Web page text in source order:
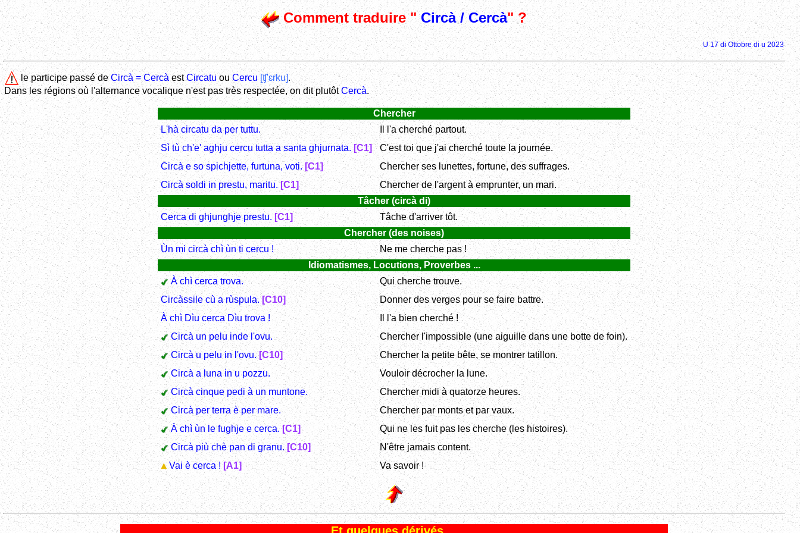
Comment traduire "Circà / Cercà" ?
U 17 di Ottobre di u 2023
le participe passé deCircà = Cercà estCircatu ouCercu [ʧ'ɛrku].
Dans les régions où l'alternance vocalique n'est pas très respectée, on dit plutôtCercà.
Chercher
L'hà circatu da per tuttu.
Il l'a cherché partout.
Sì tù ch'e' aghju cercu tutta a santa ghjurnata. [C1]
C'est toi que j'ai cherché toute la journée.
Circà e so spichjette, furtuna, voti. [C1]
Chercher ses lunettes, fortune, des suffrages.
Circà soldi in prestu, maritu.[C1]
Chercher de l'argent à emprunter, un mari.
Tâcher (circà di)
Cerca di ghjunghje prestu. [C1]
Tâche d'arriver tôt.
Chercher (des noises)
Ùn mi circà chì ùn ti cercu !
Ne me cherche pas !
Idiomatismes, Locutions, Proverbes ...
À chì cerca trova.
Qui cherche trouve.
Circàssile cù a rùspula.[C10]
Donner des verges pour se faire battre.
À chì Dìu cerca Dìu trova !
Il l'a bien cherché !
Circà un pelu inde l'ovu.
Chercher l'impossible (une aiguille dans une botte de foin).
Circà u pelu in l'ovu.[C10]
Chercher la petite bête, se montrer tatillon.
Circà a luna in u pozzu.
Vouloir décrocher la lune.
Circà cinque pedi à un muntone.
Chercher midi à quatorze heures.
Circà per terra è per mare.
Chercher par monts et par vaux.
À chì ùn le fughje e cerca.[C1]
Qui ne les fuit pas les cherche (les histoires).
Circà più chè pan di granu.[C10]
N'être jamais content.
Vai è cerca ![A1] Va savoir !